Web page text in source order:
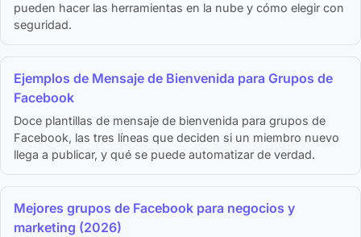
pueden hacer las herramientas en la nube y cómo elegir con
seguridad.
Ejemplos de Mensaje de Bienvenida para Grupos de
Facebook
Doce plantillas de mensaje de bienvenida para grupos de
Facebook, las tres líneas que deciden si un miembro nuevo
llega a publicar, y qué se puede automatizar de verdad.
Mejores grupos de Facebook para negocios y
marketing (2026)